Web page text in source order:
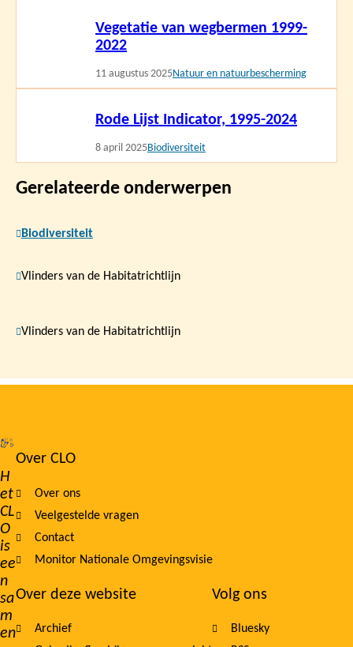
Vegetatie van wegbermen 1999-
2022
11 augustus 2025Natuur en natuurbescherming
Rode Lijst Indicator, 1995-2024
8 april 2025Biodiversiteit
Gerelateerde onderwerpen
Biodiversiteit
Vlinders van de Habitatrichtlijn
Vlinders van de Habitatrichtlijn
H
et
CL
O
is
ee
n
sa
m
en
Footer
navigation
Over CLO
Over ons
Veelgestelde vragen
Contact
Monitor Nationale Omgevingsvisie
Over deze website
Archief
Volg ons
Bluesky